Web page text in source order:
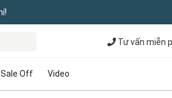
Sale Off Video
Tư vấn miễn